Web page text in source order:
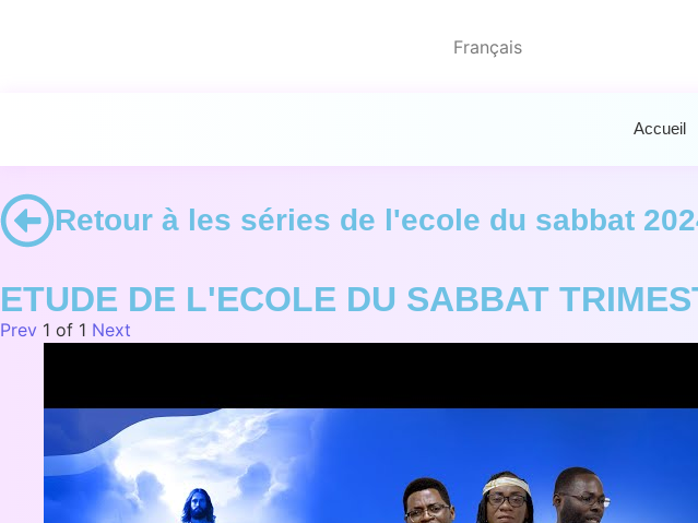
Français
Accueil
Retour à les séries de l'ecole du sabbat
ETUDE DE L'ECOLE DU SABBAT
Prev 1 of 1 Next